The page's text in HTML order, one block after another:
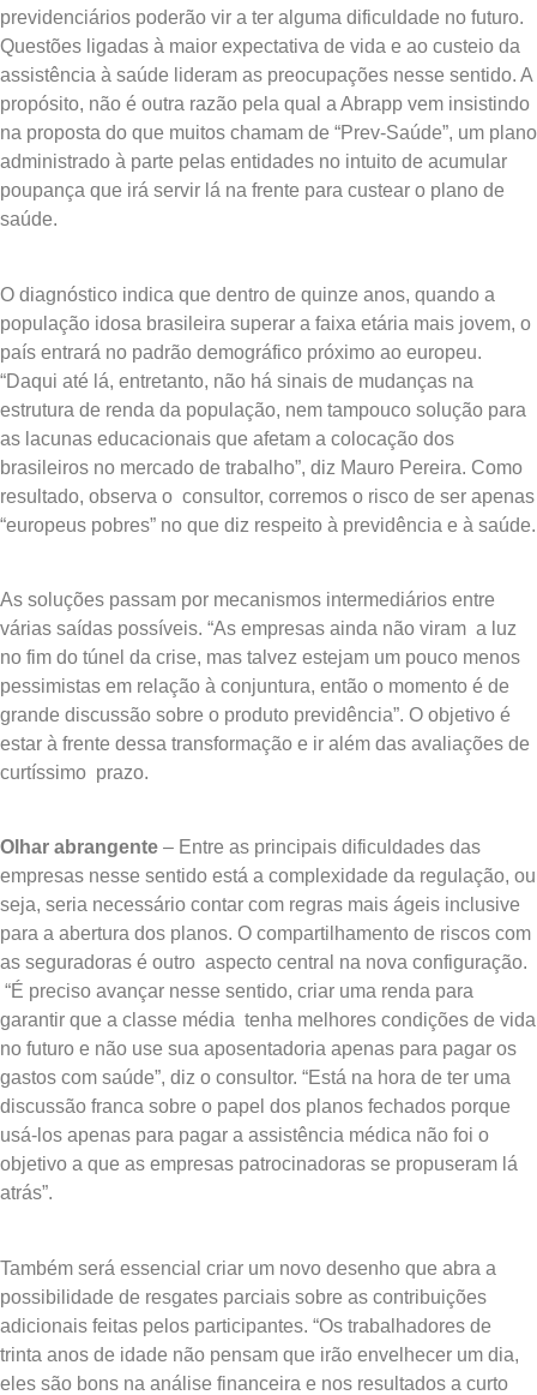
previdenciários poderão vir a ter alguma dificuldade no futuro.
Questões ligadas à maior expectativa de vida e ao custeio da
assistência à saúde lideram as preocupações nesse sentido. A
propósito, não é outra razão pela qual a Abrapp vem insistindo
na proposta do que muitos chamam de “Prev-Saúde”, um plano
administrado à parte pelas entidades no intuito de acumular
poupança que irá servir lá na frente para custear o plano de
saúde.
O diagnóstico indica que dentro de quinze anos, quando a
população idosa brasileira superar a faixa etária mais jovem, o
país entrará no padrão demográfico próximo ao europeu.
“Daqui até lá, entretanto, não há sinais de mudanças na
estrutura de renda da população, nem tampouco solução para
as lacunas educacionais que afetam a colocação dos
brasileiros no mercado de trabalho”, diz Mauro Pereira. Como
resultado, observa o consultor, corremos o risco de ser apenas
“europeus pobres” no que diz respeito à previdência e à saúde.
As soluções passam por mecanismos intermediários entre
várias saídas possíveis. “As empresas ainda não viram a luz
no fim do túnel da crise, mas talvez estejam um pouco menos
pessimistas em relação à conjuntura, então o momento é de
grande discussão sobre o produto previdência”. O objetivo é
estar à frente dessa transformação e ir além das avaliações de
curtíssimo prazo.
Olhar abrangente – Entre as principais dificuldades das
empresas nesse sentido está a complexidade da regulação, ou
seja, seria necessário contar com regras mais ágeis inclusive
para a abertura dos planos. O compartilhamento de riscos com
as seguradoras é outro aspecto central na nova configuração.
“É preciso avançar nesse sentido, criar uma renda para
garantir que a classe média tenha melhores condições de vida
no futuro e não use sua aposentadoria apenas para pagar os
gastos com saúde”, diz o consultor. “Está na hora de ter uma
discussão franca sobre o papel dos planos fechados porque
usá-los apenas para pagar a assistência médica não foi o
objetivo a que as empresas patrocinadoras se propuseram lá
atrás”.
Também será essencial criar um novo desenho que abra a
possibilidade de resgates parciais sobre as contribuições
adicionais feitas pelos participantes. “Os trabalhadores de
trinta anos de idade não pensam que irão envelhecer um dia,
eles são bons na análise financeira e nos resultados a curto